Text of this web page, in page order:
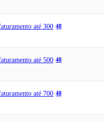
até 300 48
até 500 48
até 700 48